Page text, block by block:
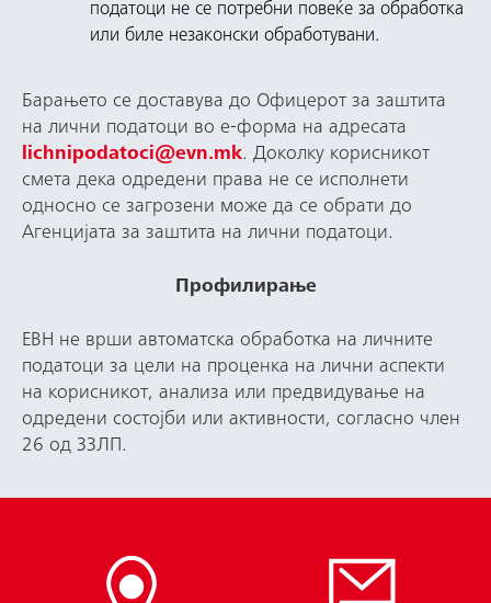
податоци не се потребни повеќе за обработка
или биле незаконски обработувани.
Барањето се доставува до Офицерот за заштита
на лични податоци во е-форма на адресата
lichnipodatoci@evn.mk. Доколку корисникот
смета дека одредени права не се исполнети
односно се загрозени може да се обрати до
Агенцијата за заштита на лични податоци.
Профилирање
ЕВН не врши автоматска обработка на личните
податоци за цели на проценка на лични аспекти
на корисникот, анализа или предвидување на
одредени состојби или активности, согласно член
26 од ЗЗЛП.